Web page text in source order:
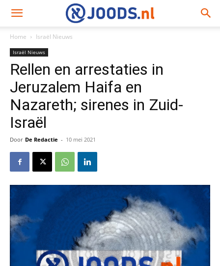
Home Israël Nieuws
Israël Nieuws
Rellen en arrestaties in
Jeruzalem Haifa en
Nazareth; sirenes in Zuid-
Israël
Door De Redactie - 10 mei 2021